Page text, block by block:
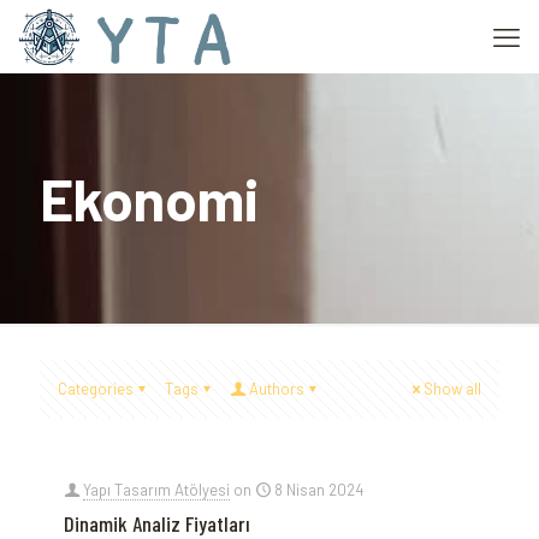
Ekonomi
Categories Tags Authors Show all
Yapı Tasarım Atölyesi on 8 Nisan 2024
Dinamik Analiz Fiyatları